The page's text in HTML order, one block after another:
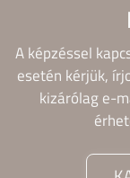
A képzéssel
esetén kérjük,
kizárólag e-